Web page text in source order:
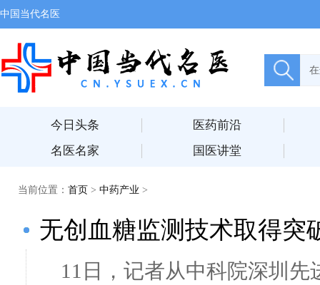
中国当代名医
今日头条
医药前沿
名医名家
国医讲堂
当前位置： 首页 > 中药产业 >
无创血糖监测技术取得突
11日，记者从中科院深圳